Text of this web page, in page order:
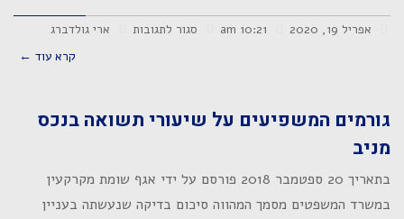
אפריל 19, 2020 סגור לתגובות
ארי גולדברג
קרא עוד ←
גורמים המשפיעים על שיעורי תשואה בנכס
מניב
בתאריך 20 ספטמבר 2018 פורסם על ידי אגף שומת מקרקעין
במשרד המשפטים מסמך המהווה סיכום בדיקה שנעשתה בעניין